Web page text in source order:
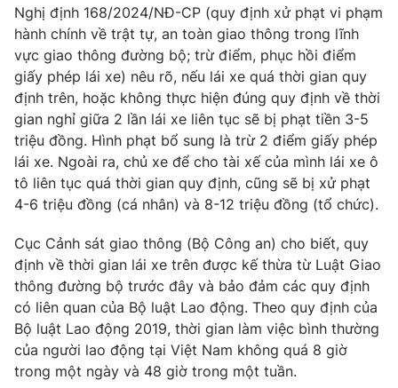
Hậu trường
Nhân vật
Khán giả
Giải sao mai
Giải trí
Điện ảnh
Âm nhạc
Sao
Đời sống
Du lịch
Làm đẹp
Chất lượng cuộc sống
Giáo dục
Tuyển sinh
Học trực tuyến
Công nghệ
Hitech Công nghệ tương lai
Sản phẩm
Thị trường
Tư vấn
Giao lưu trực tuyến
Lịch phát sóng
Chuyên mục khác
Emagazine Podcast
Nghị định 168/2024/NĐ-CP (quy định xử phạt vi phạm
hành chính về trật tự, an toàn giao thông trong lĩnh
vực giao thông đường bộ; trừ điểm, phục hồi điểm
giấy phép lái xe) nêu rõ, nếu lái xe quá thời gian quy
định trên, hoặc không thực hiện đúng quy định về thời
gian nghỉ giữa 2 lần lái xe liên tục sẽ bị phạt tiền 3-5
triệu đồng. Hình phạt bổ sung là trừ 2 điểm giấy phép
lái xe. Ngoài ra, chủ xe để cho tài xế của mình lái xe ô
tô liên tục quá thời gian quy định, cũng sẽ bị xử phạt
4-6 triệu đồng (cá nhân) và 8-12 triệu đồng (tổ chức).
Cục Cảnh sát giao thông (Bộ Công an) cho biết, quy
định về thời gian lái xe trên được kế thừa từ Luật Giao
thông đường bộ trước đây và bảo đảm các quy định
có liên quan của Bộ luật Lao động. Theo quy định của
Bộ luật Lao động 2019, thời gian làm việc bình thường
của người lao động tại Việt Nam không quá 8 giờ
trong một ngày và 48 giờ trong một tuần.